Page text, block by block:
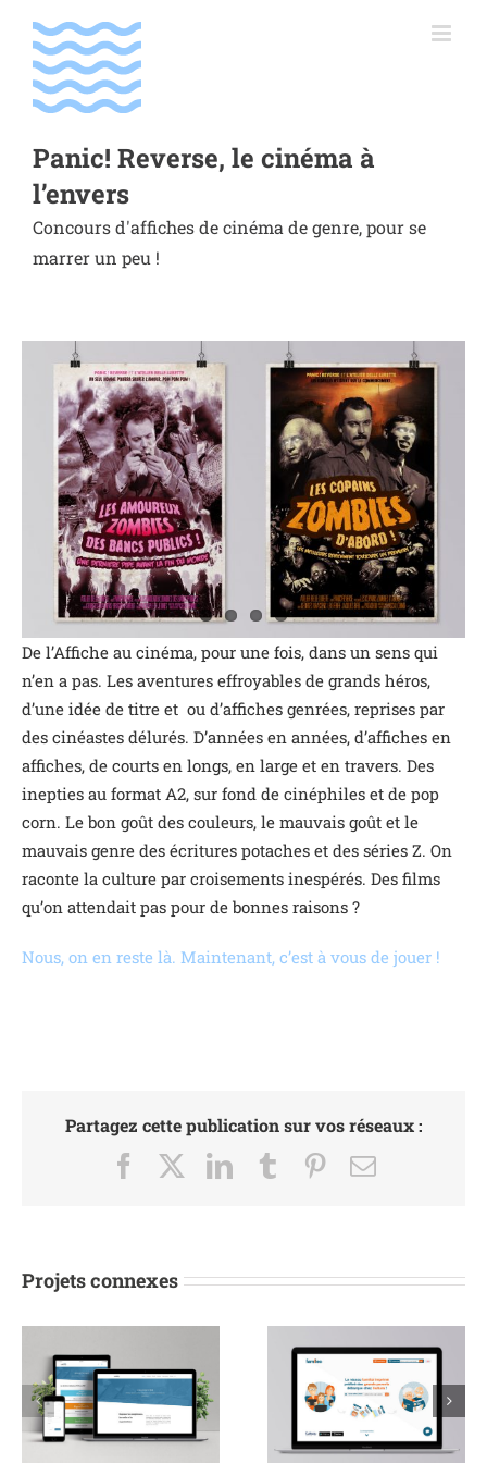
contenu
Panic! Reverse, le cinéma à
l’envers
Concours d'affiches de cinéma de genre, pour se
marrer un peu !
l'image
agrandie
De l’Affiche au cinéma, pour une fois, dans un sens qui
n’en a pas. Les aventures effroyables de grands héros,
d’une idée de titre et ou d’affiches genrées, reprises par
des cinéastes délurés. D’années en années, d’affiches en
affiches, de courts en longs, en large et en travers. Des
inepties au format A2, sur fond de cinéphiles et de pop
corn. Le bon goût des couleurs, le mauvais goût et le
mauvais genre des écritures potaches et des séries Z. On
raconte la culture par croisements inespérés. Des films
qu’on attendait pas pour de bonnes raisons ?
Nous, on en reste là. Maintenant, c’est à vous de jouer !
Partagez cette publication sur vos réseaux :
FacebookLinkedInTumblrPinterest
Email
Projets connexes
Landing Page
Famileo
Vidéo Logiciel
Multi Path